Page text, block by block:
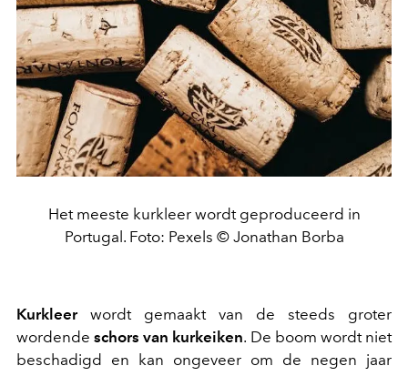
Het meeste kurkleer wordt geproduceerd in
Portugal. Foto: Pexels © Jonathan Borba
Kurkleerwordt gemaakt van de steeds groter
wordendeschors van kurkeiken. De boom wordt niet
beschadigd en kan ongeveer om de negen jaar